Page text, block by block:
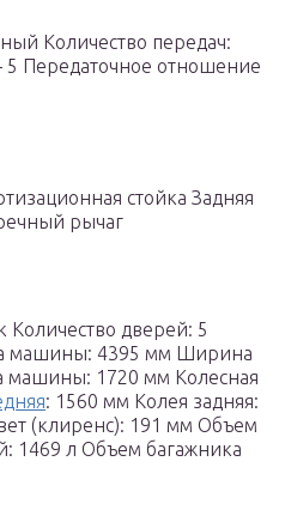
Количество передач:
Передаточное отношение
стойка Задняя
рычаг
Количество дверей: 5
машины: 4395 мм Ширина
1720 мм Колесная
: 1560 мм Колея задняя:
(клиренс): 191 мм Объем
1469 л Объем багажника